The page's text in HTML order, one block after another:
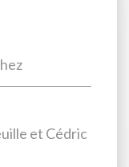
et Cédric